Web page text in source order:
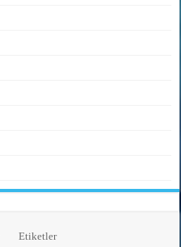
Etiketler